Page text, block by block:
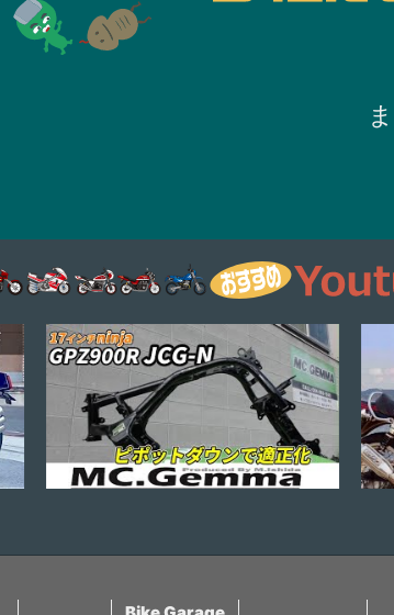
https://bikejinja.official.ec
/ --------------------- と